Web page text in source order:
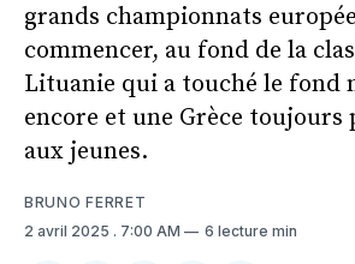
grands championnats
commencer, au fond de la
Lituanie qui a touché le fond
encore et une Grèce toujours
aux jeunes.
BRUNO FERRET
2 avril 2025 . 7:00 AM 6 lecture min